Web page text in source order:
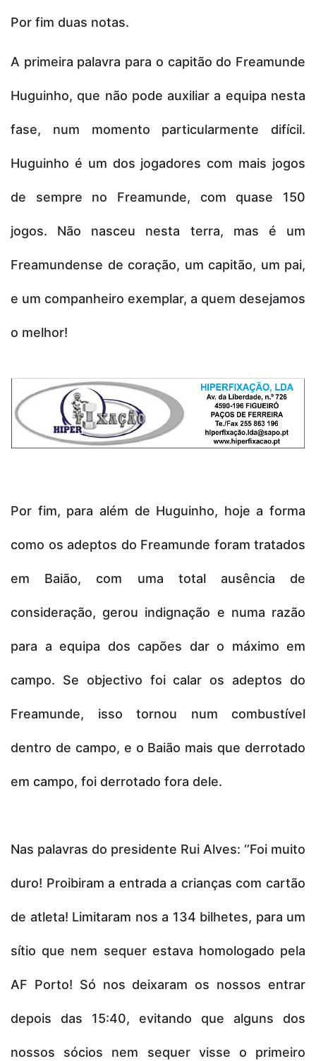
Por fim duas notas.
A primeira palavra para o capitão do Freamunde
Huguinho, que não pode auxiliar a equipa nesta
fase, num momento particularmente difícil.
Huguinho é um dos jogadores com mais jogos
de sempre no Freamunde, com quase 150
jogos. Não nasceu nesta terra, mas é um
Freamundense de coração, um capitão, um pai,
e um companheiro exemplar, a quem desejamos
o melhor!
Por fim, para além de Huguinho, hoje a forma
como os adeptos do Freamunde foram tratados
em Baião, com uma total ausência de
consideração, gerou indignação e numa razão
para a equipa dos capões dar o máximo em
campo. Se objectivo foi calar os adeptos do
Freamunde, isso tornou num combustível
dentro de campo, e o Baião mais que derrotado
em campo, foi derrotado fora dele.
Nas palavras do presidente Rui Alves: ‘’Foi muito
duro! Proibiram a entrada a crianças com cartão
de atleta! Limitaram nos a 134 bilhetes, para um
sítio que nem sequer estava homologado pela
AF Porto! Só nos deixaram os nossos entrar
depois das 15:40, evitando que alguns dos
nossos sócios nem sequer visse o primeiro